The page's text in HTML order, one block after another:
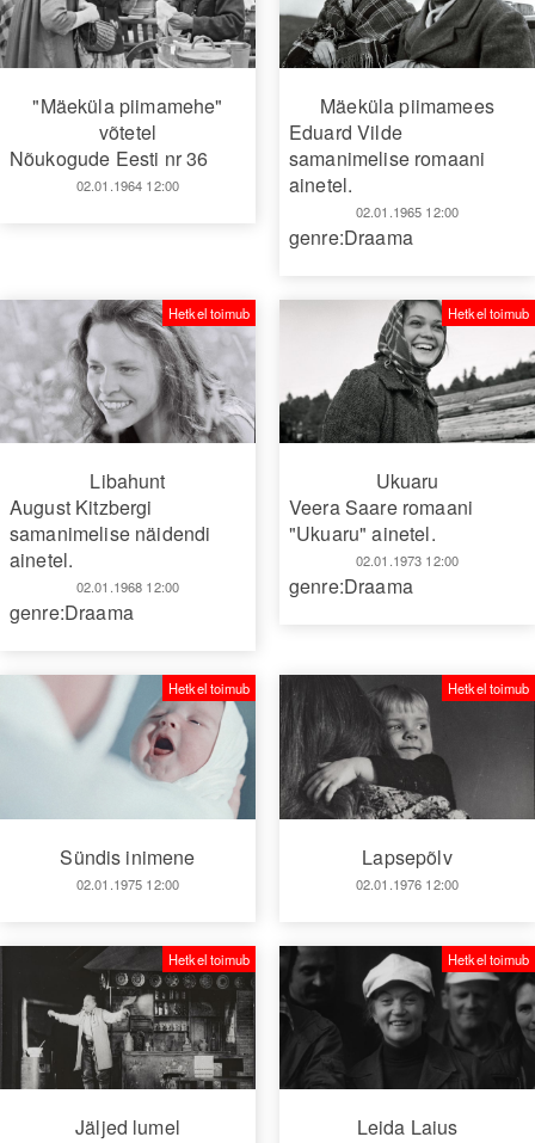
"Mäeküla piimamehe"
võtetel
Nõukogude Eesti nr 36
02.01.1964 12:00
Mäeküla piimamees
Eduard Vilde
samanimelise romaani
ainetel.
02.01.1965 12:00
genre:Draama
Libahunt
August Kitzbergi
samanimelise näidendi
ainetel.
02.01.1968 12:00
Hetkel toimub
genre:Draama
Ukuaru
Veera Saare romaani
"Ukuaru" ainetel.
02.01.1973 12:00
Hetkel toimub
genre:Draama
Sündis inimene
02.01.1975 12:00
Hetkel toimub
Lapsepõlv
02.01.1976 12:00
Hetkel toimub
Jäljed lumel
Hetkel toimub
Leida Laius
Hetkel toimub